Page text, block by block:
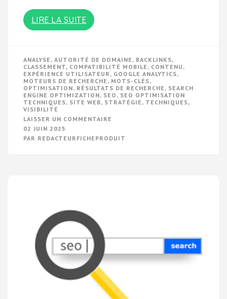
LIRE LA SUITE
ANALYSE , AUTORITÉ DE DOMAINE , BACKLINKS,
CLASSEMENT, COMPATIBILITÉ MOBILE , CONTENU ,
EXPÉRIENCE UTILISATEUR , GOOGLE ANALYTICS,
MOTEURS DE RECHERCHE , MOTS-CLÉS,
OPTIMISATION, RÉSULTATS DE RECHERCHE , SEARCH
ENGINE OPTIMIZATION, SEO , SEO OPTIMISATION
TECHNIQUES, SITE WEB, STRATÉGIE , TECHNIQUES,
VISIBILITÉ
LAISSER UN COMMENTAIRE
SEO
02 JUIN 2025
PAR REDACTEURFICHEPRODUIT